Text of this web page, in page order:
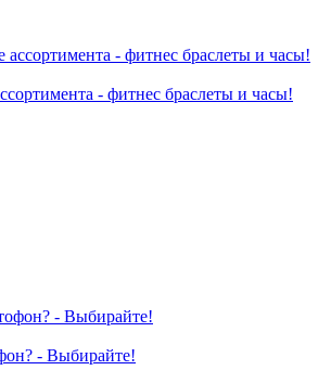
- фитнес браслеты и часы!
- Выбирайте!